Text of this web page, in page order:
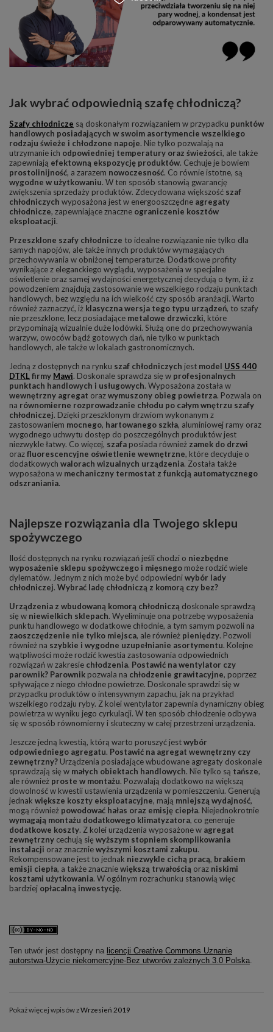
Jak wybrać odpowiednią szafę chłodniczą?
Szafy chłodnicze są doskonałym rozwiązaniem w przypadku punktów
handlowych posiadających w swoim asortymencie wszelkiego
rodzaju świeże i chłodzone napoje. Nie tylko pozwalają na
utrzymanie ich odpowiedniej temperatury oraz świeżości, ale także
zapewniają efektowną ekspozycję produktów. Cechuje je bowiem
prostolinijność, a zarazem nowoczesność. Co równie istotne, są
wygodne w użytkowaniu. W ten sposób stanowią gwarancję
zwiększenia sprzedaży produktów. Zdecydowana większość szaf
chłodniczych wyposażona jest w energooszczędne agregaty
chłodnicze, zapewniające znaczne ograniczenie kosztów
eksploatacji.
Przeszklone szafy chłodnicze to idealne rozwiązanie nie tylko dla
samych napojów, ale także innych produktów wymagających
przechowywania w obniżonej temperaturze. Dodatkowe profity
wynikające z eleganckiego wyglądu, wyposażenia w specjalne
oświetlenie oraz samej wydajności energetycznej decydują o tym, iż z
powodzeniem znajdują zastosowanie we wszelkiego rodzaju punktach
handlowych, bez względu na ich wielkość czy sposób aranżacji. Warto
również zaznaczyć, iż klasyczna wersja tego typu urządzeń, to szafy
nie przeszklone, lecz posiadające metalowe drzwiczki, które
przypominają wizualnie duże lodówki. Służą one do przechowywania
warzyw, owoców bądź gotowych dań, nie tylko w punktach
handlowych, ale także w lokalach gastronomicznych.
Jedną z dostępnych na rynku szaf chłodniczych jest model USS 440
DTKLfirmy Mawi. Doskonale sprawdza się w profesjonalnych
punktach handlowych i usługowych. Wyposażona została w
wewnętrzny agregat orazwymuszony obieg powietrza. Pozwala on
na równomierne rozprowadzanie chłodu po całym wnętrzu szafy
chłodniczej. Dzięki przeszklonym drzwiom wykonanym z
zastosowaniem mocnego, hartowanego szkła, aluminiowej ramy oraz
wygodnego uchwytu dostęp do poszczególnych produktów jest
niezwykle łatwy. Co więcej, szafa posiada również zamek do drzwi
orazfluorescencyjne oświetlenie wewnętrzne, które decyduje o
dodatkowych walorach wizualnych urządzenia. Została także
wyposażona w mechaniczny termostat z funkcją automatycznego
odszraniania.
Najlepsze rozwiązania dla Twojego sklepu
spożywczego
Ilość dostępnych na rynku rozwiązań jeśli chodzi o niezbędne
wyposażenie sklepu spożywczego i mięsnego może rodzić wiele
dylematów. Jednym z nich może być odpowiedniwybór lady
chłodniczej. Wybrać ladę chłodniczą z komorą czy bez?
Urządzenia z wbudowaną komorą chłodniczą doskonale sprawdzą
się w niewielkich sklepach. Wyeliminuje ona potrzebę wyposażenia
punktu handlowego w dodatkowe chłodnie, a tym samym pozwoli na
zaoszczędzenie nie tylko miejsca, ale również pieniędzy. Pozwoli
również na szybkie i wygodne uzupełnianie asortymentu. Kolejne
wątpliwości może rodzić kwestia zastosowania odpowiednich
rozwiązań w zakresie chłodzenia. Postawić na wentylator czy
parownik? Parownik pozwala na chłodzenie grawitacyjne, poprzez
spływające z niego chłodne powietrze. Doskonale sprawdzi się w
przypadku produktów o intensywnym zapachu, jak na przykład
wszelkiego rodzaju ryby. Z kolei wentylator zapewnia dynamiczny obieg
powietrza w wyniku jego cyrkulacji. W ten sposób chłodzenie odbywa
się w sposób równomierny i skuteczny w całej przestrzeni urządzenia.
Jeszcze jedną kwestią, którą warto poruszyć jestwybór
odpowiedniego agregatu. Postawić na agregat wewnętrzny czy
zewnętrzny? Urządzenia posiadające wbudowane agregaty doskonale
sprawdzają się w małych obiektach handlowych. Nie tylko są tańsze,
ale również proste w montażu. Pozwalają dodatkowo na większą
dowolność w kwestii ustawienia urządzenia w pomieszczeniu. Generują
jednak większe koszty eksploatacyjne, mają mniejszą wydajność,
mogą również powodować hałas oraz emisję ciepła. Niejednokrotnie
wymagają montażu dodatkowego klimatyzatora, co generuje
dodatkowe koszty. Z kolei urządzenia wyposażone w agregat
zewnętrzny cechują się wyższym stopniem skomplikowania
instalacji oraz znaczniewyższymi kosztami zakupu.
Rekompensowane jest to jednak niezwykle cichą pracą, brakiem
emisji ciepła, a także znaczniewiększą trwałością oraz niskimi
kosztami użytkowania. W ogólnym rozrachunku stanowią więc
bardziej opłacalną inwestycję.
Ten utwór jest dostępny na licencji Creative Commons Uznanie
autorstwa-Użycie niekomercyjne-Bez utworów zależnych 3.0 Polska.
Pokaż więcej wpisów zWrzesień 2019